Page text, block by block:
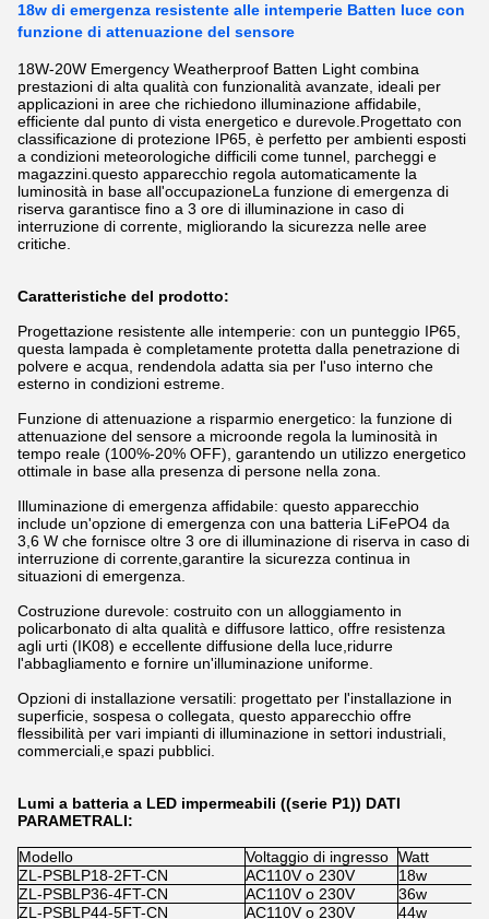
18w di emergenza resistente alle intemperie Batten luce con
funzione di attenuazione del sensore
18W-20W Emergency Weatherproof Batten Light combina
prestazioni di alta qualità con funzionalità avanzate, ideali per
applicazioni in aree che richiedono illuminazione affidabile,
efficiente dal punto di vista energetico e durevole.Progettato con
classificazione di protezione IP65, è perfetto per ambienti esposti
a condizioni meteorologiche difficili come tunnel, parcheggi e
magazzini.questo apparecchio regola automaticamente la
luminosità in base all'occupazioneLa funzione di emergenza di
riserva garantisce fino a 3 ore di illuminazione in caso di
interruzione di corrente, migliorando la sicurezza nelle aree
critiche.
Caratteristiche del prodotto:
Progettazione resistente alle intemperie: con un punteggio IP65,
questa lampada è completamente protetta dalla penetrazione di
polvere e acqua, rendendola adatta sia per l'uso interno che
esterno in condizioni estreme.
Funzione di attenuazione a risparmio energetico: la funzione di
attenuazione del sensore a microonde regola la luminosità in
tempo reale (100%-20% OFF), garantendo un utilizzo energetico
ottimale in base alla presenza di persone nella zona.
Illuminazione di emergenza affidabile: questo apparecchio
include un'opzione di emergenza con una batteria LiFePO4 da
3,6 W che fornisce oltre 3 ore di illuminazione di riserva in caso di
interruzione di corrente,garantire la sicurezza continua in
situazioni di emergenza.
Costruzione durevole: costruito con un alloggiamento in
policarbonato di alta qualità e diffusore lattico, offre resistenza
agli urti (IK08) e eccellente diffusione della luce,ridurre
l'abbagliamento e fornire un'illuminazione uniforme.
Opzioni di installazione versatili: progettato per l'installazione in
superficie, sospesa o collegata, questo apparecchio offre
flessibilità per vari impianti di illuminazione in settori industriali,
commerciali,e spazi pubblici.
Lumi a batteria a LED impermeabili ((serie P1)) DATI
PARAMETRALI:
Modello Voltaggio di ingresso Watt
ZL-PSBLP18-2FT-CN
AC110V o 230V 18w
ZL-PSBLP36-4FT-CN
AC110V o 230V 36w
ZL-PSBLP44-5FT-CN
AC110V o 230V 44w